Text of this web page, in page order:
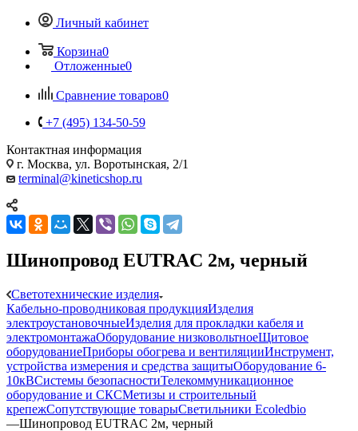
Личный кабинет
Корзина0
Отложенные0
Сравнение товаров0
+7 (495) 134-50-59
Контактная информация
г. Москва, ул. Воротынская, 2/1
terminal@kineticshop.ru
Шинопровод EUTRAC 2м, черный
Светотехнические изделия
Кабельно-проводниковая продукцияИзделия
электроустановочныеИзделия для прокладки кабеля и
электромонтажаОборудование низковольтноеЩитовое
оборудованиеПриборы обогрева и вентиляцииИнструмент,
устройства измерения и средства защитыОборудование 6-
10кВСистемы безопасностиТелекоммуникационное
оборудование и СКСМетизы и строительный
крепежСопутствующие товарыСветильники Ecoledbio
—Шинопровод EUTRAC 2м, черный